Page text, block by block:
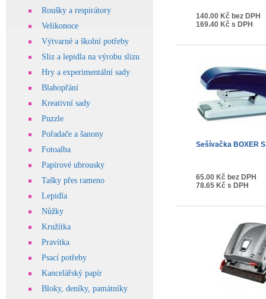
Roušky a respirátory
Velikonoce
Výtvarné a školní potřeby
Sliz a lepidla na výrobu slizu
Hry a experimentální sady
Blahopřání
Kreativní sady
Puzzle
Pořadače a šanony
Fotoalba
Papírové ubrousky
Tašky přes rameno
Lepidla
Nůžky
Kružítka
Pravítka
Psací potřeby
Kancelářský papír
Bloky, deníky, památníky
140.00 Kč bez DPH
169.40 Kč s DPH
Sešívačka BOXER
65.00 Kč bez DPH
78.65 Kč s DPH